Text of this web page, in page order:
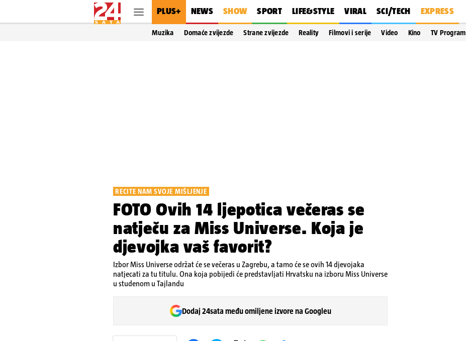
PLUS+ NEWS SHOW SPORT LIFE&STYLE VIRAL SCI/TECH EXPRESS
Muzika Domaće zvijezde Strane zvijezde Reality Filmovi i serije Video Kino TV Program
RECITE NAM SVOJE MIŠLJENJE
FOTO Ovih 14 ljepotica večeras se
natječu za Miss Universe. Koja je
djevojka vaš favorit?
Izbor Miss Universe održat će se večeras u Zagrebu, a tamo će se ovih 14 djevojaka
natjecati za tu titulu. Ona koja pobijedi će predstavljati Hrvatsku na izboru Miss Universe
u studenom u Tajlandu
Dodaj 24sata među omiljene izvore na Googleu